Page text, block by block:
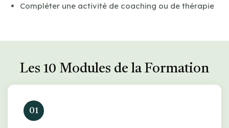
Compléter une activité de coaching ou de thérapie
Les 10 Modules de la Formation
01